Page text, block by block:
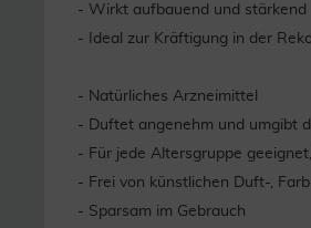
- Wirkt aufbauend und stärkend
- Ideal zur Kräftigung in der
- Natürliches Arzneimittel
- Duftet angenehm und umgibt
- Für jede Altersgruppe
- Frei von künstlichen Duft-,
- Sparsam im Gebrauch